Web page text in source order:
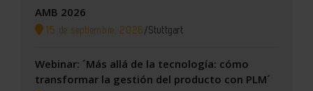
AMB 2026
15 de septiembre, 2026 /Stuttgart
Webinar: ´Más allá de la tecnología: cómo
transformar la gestión del producto con PLM´